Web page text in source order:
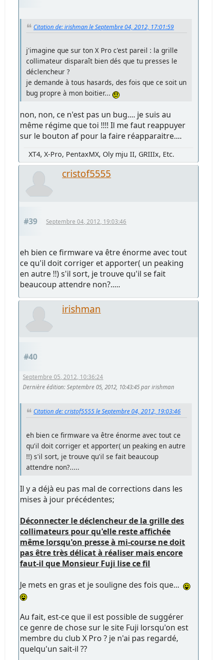
Citation de: irishman le Septembre 04, 2012, 17:01:59
j'imagine que sur ton X Pro c'est pareil : la grille
collimateur disparaît bien dés que tu presses le
déclencheur ?
je demande à tous hasards, des fois que ce soit un
bug propre à mon boitier...
non, non, ce n'est pas un bug.... je suis au
même régime que toi !!!! Il me faut reappuyer
sur le bouton af pour la faire réapparaitre....
XT4, X-Pro, PentaxMX, Oly mju II, GRIIIx, Etc.
cristof5555
#39 Septembre 04, 2012, 19:03:46
eh bien ce firmware va être énorme avec tout
ce qu'il doit corriger et apporter( un peaking
en autre !!) s'il sort, je trouve qu'il se fait
beaucoup attendre non?.....
irishman
#40
Septembre 05, 2012, 10:36:24
Dernière édition: Septembre 05, 2012, 10:43:45 par irishman
Citation de: cristof5555 le Septembre 04, 2012, 19:03:46
eh bien ce firmware va être énorme avec tout ce
qu'il doit corriger et apporter( un peaking en autre
!!) s'il sort, je trouve qu'il se fait beaucoup
attendre non?.....
Il y a déjà eu pas mal de corrections dans les
mises à jour précédentes;
Déconnecter le déclencheur de la grille des
collimateurs pour qu'elle reste affichée
même lorsqu'on presse à mi-course ne doit
pas être très délicat à réaliser mais encore
faut-il que Monsieur Fuji lise ce fil
Je mets en gras et je souligne des fois que...
Au fait, est-ce que il est possible de suggérer
ce genre de chose sur le site Fuji lorsqu'on est
membre du club X Pro ? je n'ai pas regardé,
quelqu'un sait-il ??